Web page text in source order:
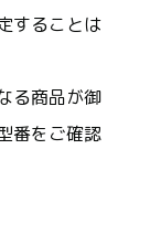
することは
る商品が御
番をご確認